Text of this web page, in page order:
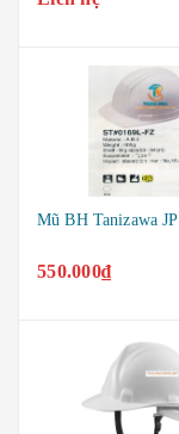
Mũ BH Tanizawa JP
550.000₫